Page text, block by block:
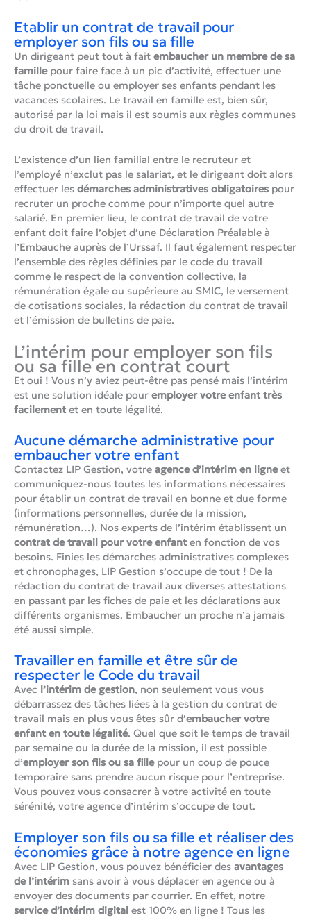
Etablir un contrat de travail pour
employer son fils ou sa fille
Un dirigeant peut tout à fait embaucher un membre de sa
famillepour faire face à un pic d’activité, effectuer une
tâche ponctuelle ou employer ses enfants pendant les
vacances scolaires. Le travail en famille est, bien sûr,
autorisé par la loi mais il est soumis aux règles communes
du droit de travail.
L’existence d’un lien familial entre le recruteur et
l’employé n’exclut pas le salariat, et le dirigeant doit alors
effectuer les démarches administratives obligatoires pour
recruter un proche comme pour n’importe quel autre
salarié. En premier lieu, le contrat de travail de votre
enfant doit faire l’objet d’une Déclaration Préalable à
l’Embauche auprès de l’Urssaf. Il faut également respecter
l’ensemble des règles définies par le code du travail
comme le respect de la convention collective, la
rémunération égale ou supérieure au SMIC, le versement
de cotisations sociales, la rédaction du contrat de travail
et l’émission de bulletins de paie.
L’intérim pour employer son fils
ou sa fille en contrat court
Et oui ! Vous n’y aviez peut-être pas pensé mais l’intérim
est une solution idéale pour employer votre enfant très
facilementet en toute légalité.
Aucune démarche administrative pour
embaucher votre enfant
Contactez LIP Gestion, votre agence d’intérim en ligneet
communiquez-nous toutes les informations nécessaires
pour établir un contrat de travail en bonne et due forme
(informations personnelles, durée de la mission,
rémunération…). Nos experts de l’intérim établissent un
contrat de travail pour votre enfanten fonction de vos
besoins. Finies les démarches administratives complexes
et chronophages, LIP Gestion s’occupe de tout ! De la
rédaction du contrat de travail aux diverses attestations
en passant par les fiches de paie et les déclarations aux
différents organismes. Embaucher un proche n’a jamais
été aussi simple.
Travailler en famille et être sûr de
respecter le Code du travail
Avec l’intérim de gestion, non seulement vous vous
débarrassez des tâches liées à la gestion du contrat de
travail mais en plus vous êtes sûr d’embaucher votre
enfant en toute légalité. Quel que soit le temps de travail
par semaine ou la durée de la mission, il est possible
d’employer son fils ou sa fillepour un coup de pouce
temporaire sans prendre aucun risque pour l’entreprise.
Vous pouvez vous consacrer à votre activité en toute
sérénité, votre agence d’intérim s’occupe de tout.
Employer son fils ou sa fille et réaliser des
économies grâce à notre agence en ligne
Avec LIP Gestion, vous pouvez bénéficier des avantages
de l’intérim sans avoir à vous déplacer en agence ou à
envoyer des documents par courrier. En effet, notre
service d’intérim digital est 100% en ligne ! Tous les